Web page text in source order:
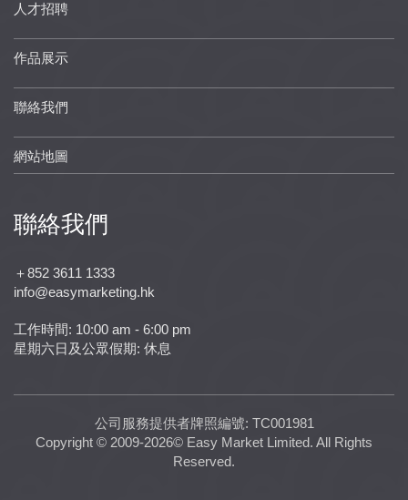
人才招聘
作品展示
聯絡我們
網站地圖
聯絡我們
＋852 3611 1333
info@easymarketing.hk
工作時間: 10:00 am - 6:00 pm
星期六日及公眾假期: 休息
公司服務提供者牌照編號: TC001981
Copyright © 2009-2026© Easy Market Limited. All Rights
Reserved.